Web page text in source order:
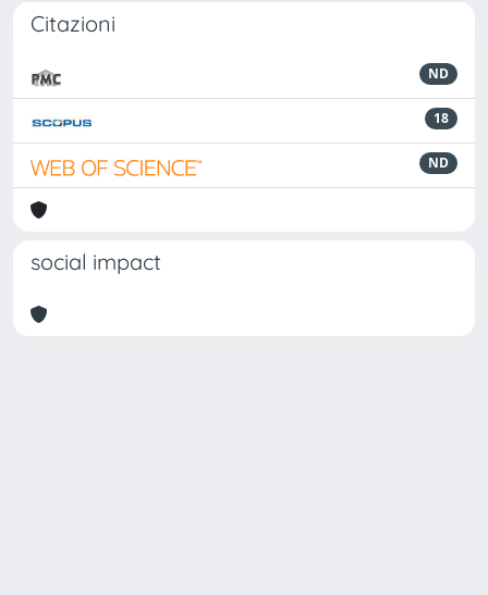
Citazioni
ND
18
ND
social impact